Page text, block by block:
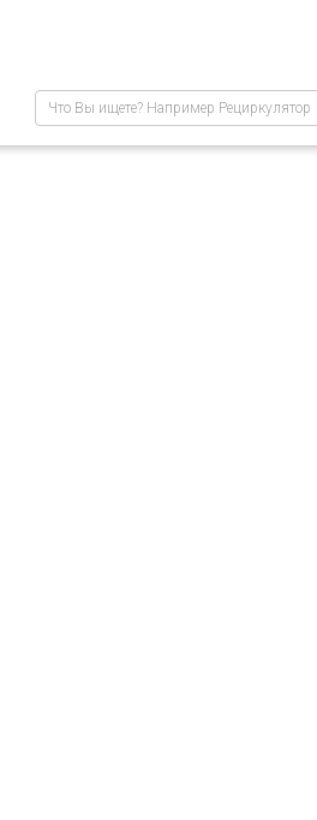
Что Вы ищете? Например Рециркулятор